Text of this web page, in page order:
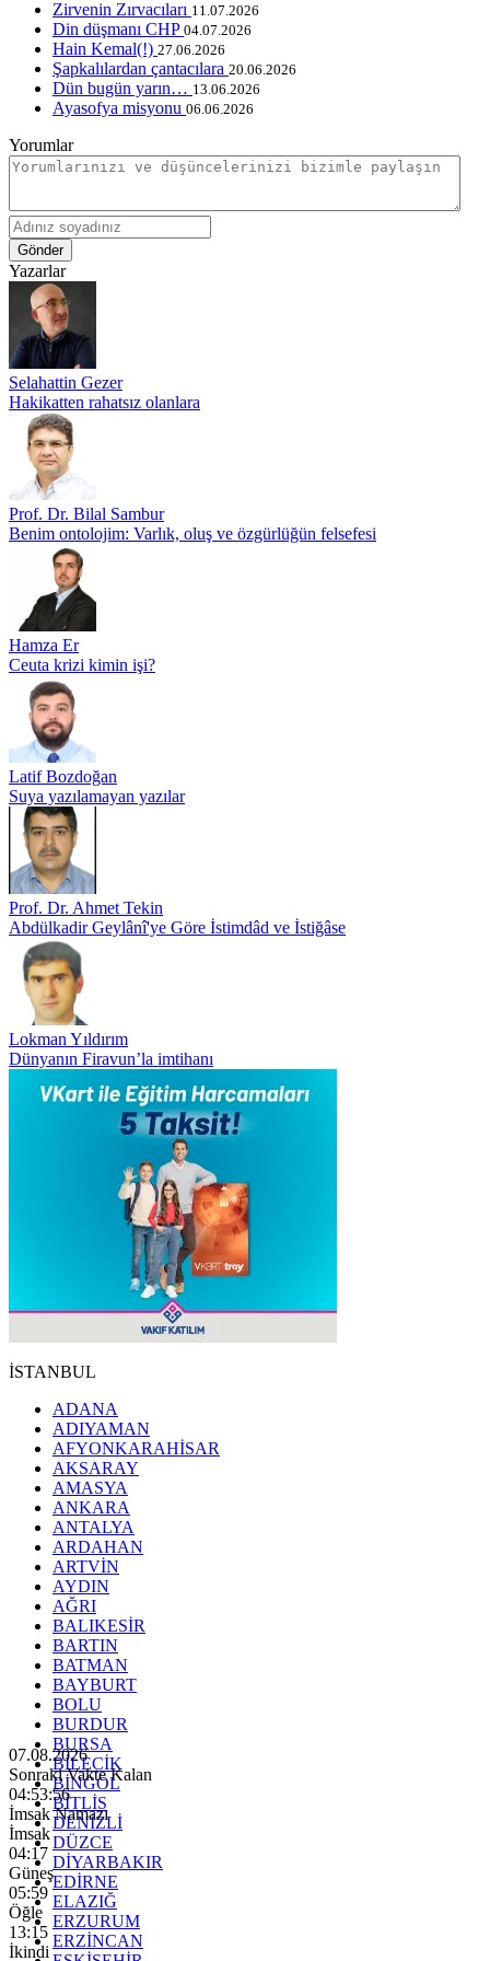
Zirvenin Zırvacıları 11.07.2026
Din düşmanı CHP 04.07.2026
Hain Kemal(!) 27.06.2026
Şapkalılardan çantacılara 20.06.2026
Dün bugün yarın… 13.06.2026
Ayasofya misyonu 06.06.2026
Yorumlar
Gönder
Yazarlar
Selahattin Gezer
Hakikatten rahatsız olanlara
Prof. Dr. Bilal Sambur
Benim ontolojim: Varlık, oluş ve özgürlüğün felsefesi
Hamza Er
Ceuta krizi kimin işi?
Latif Bozdoğan
Suya yazılamayan yazılar
Prof. Dr. Ahmet Tekin
Abdülkadir Geylânî'ye Göre İstimdâd ve İstiğâse
Lokman Yıldırım
Dünyanın Firavun’la imtihanı
İSTANBUL
ADANA
ADIYAMAN
AFYONKARAHİSAR
AKSARAY
AMASYA
ANKARA
ANTALYA
ARDAHAN
ARTVİN
AYDIN
AĞRI
BALIKESİR
BARTIN
BATMAN
BAYBURT
BOLU
BURDUR
BURSA
BİLECİK
BİNGÖL
BİTLİS
DENİZLİ
DÜZCE
DİYARBAKIR
EDİRNE
ELAZIĞ
ERZURUM
ERZİNCAN
07.08.2026
Sonraki Vakte Kalan
04:53:55
İmsak Namazı
İmsak
04:17
Güneş
05:59
Öğle
13:15
İkindi